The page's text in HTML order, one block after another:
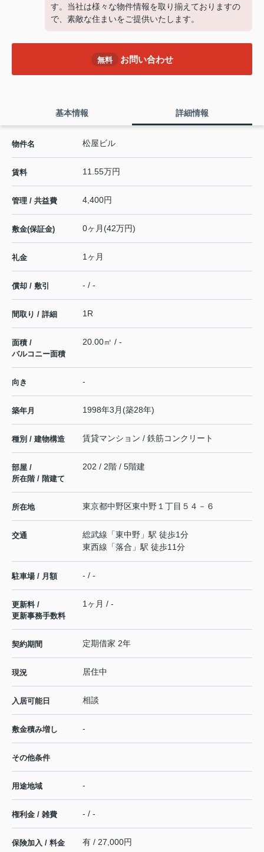
す。当社は様々な物件情報を取り揃えておりますの
で、素敵な住まいをご提供いたします。
無料 お問い合わせ
基本情報 詳細情報
物件名 松屋ビル
賃料 11.55万円
管理 / 共益費 4,400円
敷金(保証金) 0ヶ月(42万円)
礼金 1ヶ月
償却 / 敷引 - / -
間取り / 詳細 1R
面積 /
バルコニー面積
20.00㎡ / -
向き -
築年月 1998年3月(築28年)
種別 / 建物構造 賃貸マンション / 鉄筋コンクリート
部屋 /
所在階 / 階建て
202 / 2階 / 5階建
所在地 東京都中野区東中野１丁目５４－６
交通 総武線 「東中野 」駅 徒歩1分
東西線 「落合 」駅 徒歩11分
駐車場 / 月額 - / -
更新料 /
更新事務手数料
1ヶ月 / -
契約期間 定期借家 2年
現況 居住中
入居可能日 相談
敷金積み増し -
その他条件
用途地域 -
権利金 / 雑費 - / -
保険加入 / 料金 有 / 27,000円